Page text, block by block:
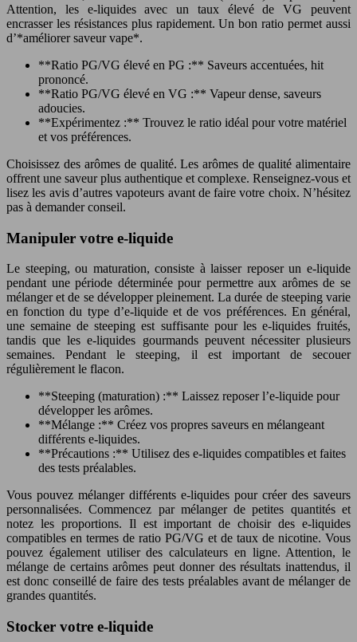
Attention, les e-liquides avec un taux élevé de VG peuvent
encrasser les résistances plus rapidement. Un bon ratio permet aussi
d’*améliorer saveur vape*.
**Ratio PG/VG élevé en PG :** Saveurs accentuées, hit
prononcé.
**Ratio PG/VG élevé en VG :** Vapeur dense, saveurs
adoucies.
**Expérimentez :** Trouvez le ratio idéal pour votre matériel
et vos préférences.
Choisissez des arômes de qualité. Les arômes de qualité alimentaire
offrent une saveur plus authentique et complexe. Renseignez-vous et
lisez les avis d’autres vapoteurs avant de faire votre choix. N’hésitez
pas à demander conseil.
Manipuler votre e-liquide
Le steeping, ou maturation, consiste à laisser reposer un e-liquide
pendant une période déterminée pour permettre aux arômes de se
mélanger et de se développer pleinement. La durée de steeping varie
en fonction du type d’e-liquide et de vos préférences. En général,
une semaine de steeping est suffisante pour les e-liquides fruités,
tandis que les e-liquides gourmands peuvent nécessiter plusieurs
semaines. Pendant le steeping, il est important de secouer
régulièrement le flacon.
**Steeping (maturation) :** Laissez reposer l’e-liquide pour
développer les arômes.
**Mélange :** Créez vos propres saveurs en mélangeant
différents e-liquides.
**Précautions :** Utilisez des e-liquides compatibles et faites
des tests préalables.
Vous pouvez mélanger différents e-liquides pour créer des saveurs
personnalisées. Commencez par mélanger de petites quantités et
notez les proportions. Il est important de choisir des e-liquides
compatibles en termes de ratio PG/VG et de taux de nicotine. Vous
pouvez également utiliser des calculateurs en ligne. Attention, le
mélange de certains arômes peut donner des résultats inattendus, il
est donc conseillé de faire des tests préalables avant de mélanger de
grandes quantités.
Stocker votre e-liquide